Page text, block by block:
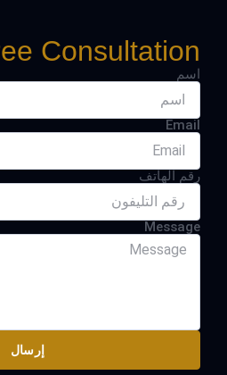
Consultation
اسم
Email
رقم الهاتف
Message
إرسال